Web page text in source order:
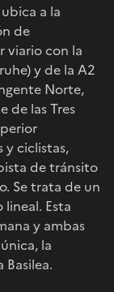
a la
de
viario con la
y de la A2
Norte,
de las Tres
y ciclistas,
de tránsito
Se trata de un
Esta
y ambas
la